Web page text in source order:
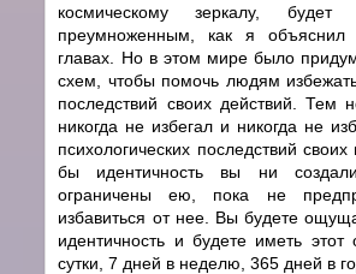
космическому зеркалу,
преумноженным, как я
главах. Но в этом мире было
схем, чтобы помочь людям
последствий своих действий. Тем
никогда не избегал и никогда не
психологических последствий
бы идентичность вы ни
ограничены ею, пока не
избавиться от нее. Вы будете
идентичность и будете иметь
сутки, 7 дней в неделю, 365 дней в